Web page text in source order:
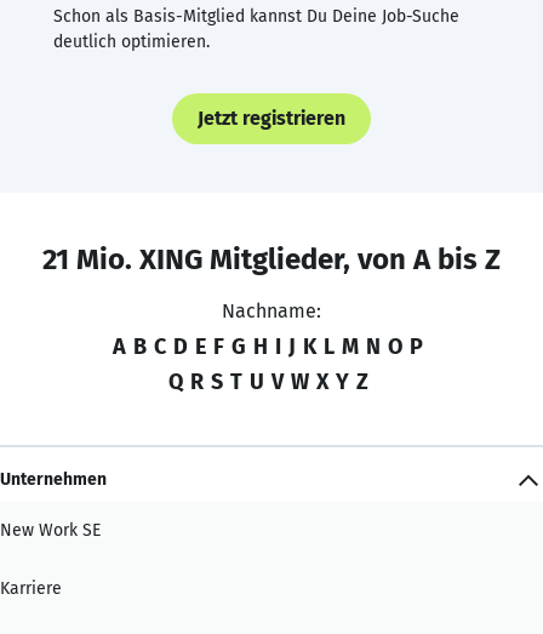
Schon als Basis-Mitglied kannst Du Deine Job-Suche
deutlich optimieren.
Jetzt registrieren
21 Mio. XING Mitglieder, von A bis Z
Nachname:
A B C D E F G H I J K L M N O P
Q R S T U V W X Y Z
Unternehmen
New Work SE
Karriere